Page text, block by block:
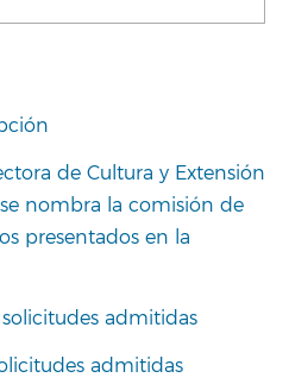
de Cultura y Extensión
nombra la comisión de
presentados en la
admitidas
admitidas